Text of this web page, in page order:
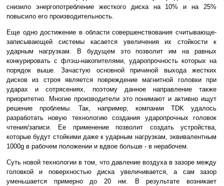
снизило энергопотребление жесткого диска на 10% и на 25%
повысило его производительность.
Еще одно достижение в области совершенствования считывающе-
записывающей системы касается увеличения их стойкости к
ударным нагрузкам. В будущем это позволит им на равных
конкурировать с флэш-накопителями, ударопрочность которых на
порядок выше. Зачастую основной причиной выхода жестких
дисков из строя является повреждение магнитной головки при
ударах и сотрясениях, поэтому данное направление также
приоритетно. Многие производители это понимают и активно ищут
решение проблемы. Так, например, компании TDK удалось
разработать новую технологию создания ударопрочных головок
чтения/записи. Ее применение позволит создать устройства,
которые будут стойкими даже к ударным нагрузкам, эквивалентным
1000g в рабочем положении и вдвое больше - в нерабочем.
Суть новой технологии в том, что давление воздуха в зазоре между
головкой и поверхностью диска увеличивается, а сам зазор
уменьшается примерно до 20 нм. В результате возникает